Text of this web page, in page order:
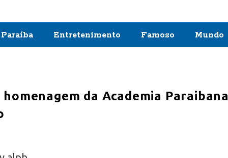
Paraíba Entretenimento Famoso Mundo
da Academia Paraibana